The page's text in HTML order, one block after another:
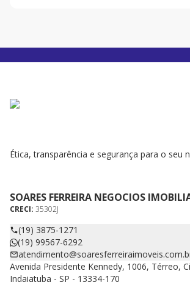
Ética, transparência e segurança para o seu
SOARES FERREIRA NEGOCIOS
CRECI: 35302J
(19) 3875-1271
(19) 99567-6292
Avenida Presidente Kennedy, 1006, Térreo,
Indaiatuba - SP - 13334-170